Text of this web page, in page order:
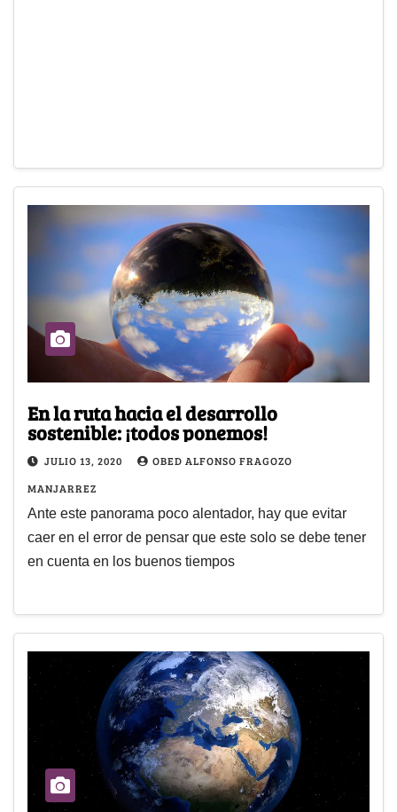
En la ruta hacia el desarrollo
sostenible: ¡todos ponemos!
JULIO 13, 2020
OBED ALFONSO FRAGOZO
MANJARREZ
Ante este panorama poco alentador, hay que evitar
caer en el error de pensar que este solo se debe tener
en cuenta en los buenos tiempos